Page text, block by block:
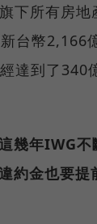
下所有房地
台幣2,166
達到了340
幾年IWG不
約金也要提